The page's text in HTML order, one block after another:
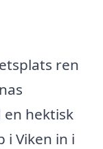
ren
hektisk
i Viken in i